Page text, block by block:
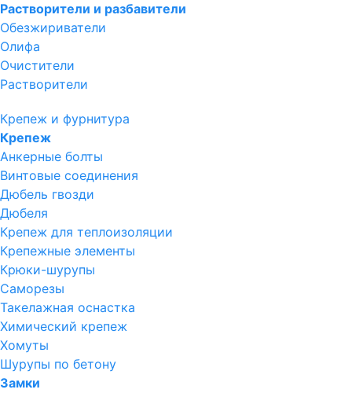
Растворители и разбавители
Обезжириватели
Олифа
Очистители
Растворители
Крепеж и фурнитура
Крепеж
Анкерные болты
Винтовые соединения
Дюбель гвозди
Дюбеля
Крепеж для теплоизоляции
Крепежные элементы
Крюки-шурупы
Саморезы
Такелажная оснастка
Химический крепеж
Хомуты
Шурупы по бетону
Замки